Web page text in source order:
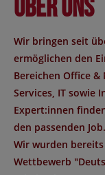
Über uns
Wir bringen seit
ermöglichen den
Bereichen Office &
Services, IT sowie
Expert:innen
den passenden Job.
Wir wurden
Wettbewerb "